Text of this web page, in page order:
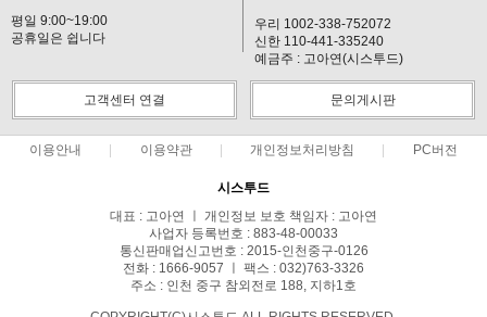
평일 9:00~19:00
공휴일은 쉽니다
우리 1002-338-752072
신한 110-441-335240
예금주 : 고아연(시스투드)
고객센터 연결 문의게시판
이용안내 이용약관 개인정보처리방침 PC버전
시스투드
대표 : 고아연 ㅣ 개인정보 보호 책임자 : 고아연
사업자 등록번호 : 883-48-00033
통신판매업신고번호 : 2015-인천중구-0126
전화 : 1666-9057 ㅣ 팩스 : 032)763-3326
주소 : 인천 중구 참외전로 188, 지하1호